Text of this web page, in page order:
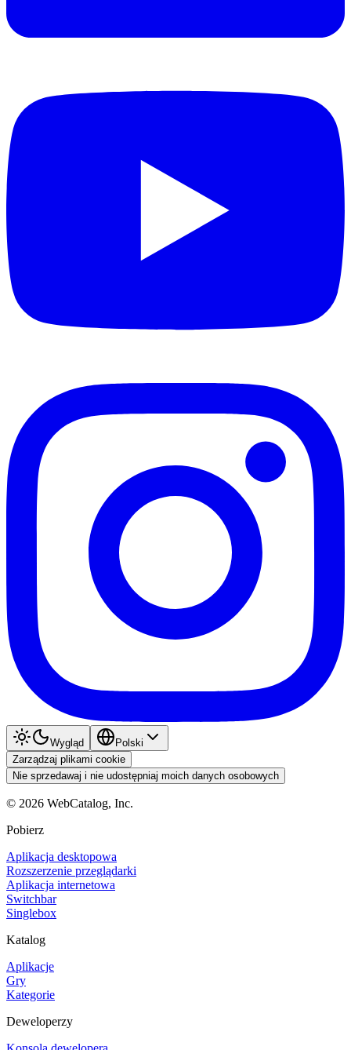
Wygląd
Polski
Zarządzaj plikami cookie
Nie sprzedawaj i nie udostępniaj moich danych osobowych
© 2026 WebCatalog, Inc.
Pobierz
Aplikacja desktopowa
Rozszerzenie przeglądarki
Aplikacja internetowa
Switchbar
Singlebox
Katalog
Aplikacje
Gry
Kategorie
Deweloperzy